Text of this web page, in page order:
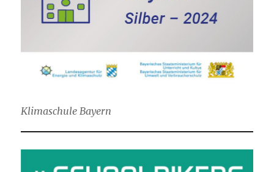
Klimaschule Bayern